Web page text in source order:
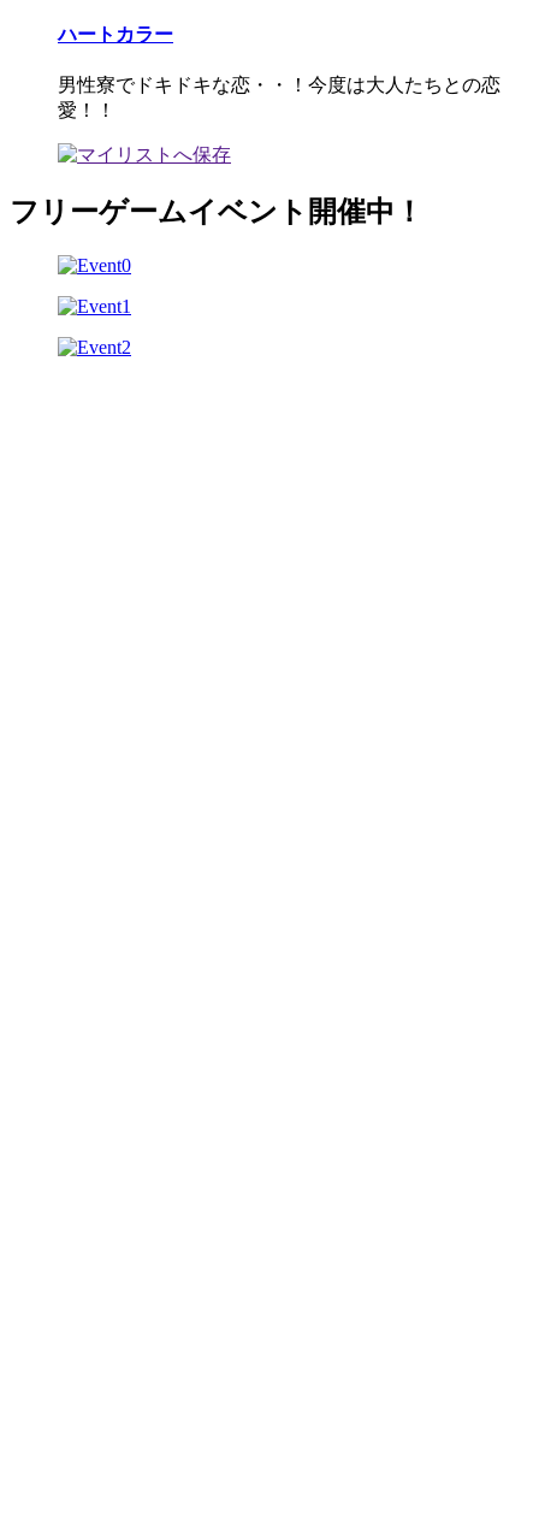
ハートカラー
男性寮でドキドキな恋・・！今度は大人たちとの恋
愛！！
フリーゲームイベント開催中！